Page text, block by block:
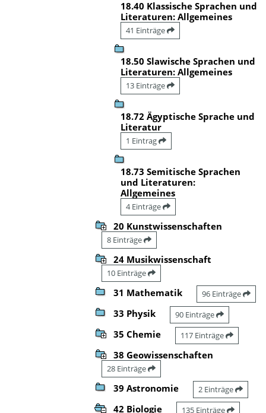
18.40 Klassische Sprachen und
Literaturen: Allgemeines
41 Einträge
18.50 Slawische Sprachen und
Literaturen: Allgemeines
13 Einträge
18.72 Ägyptische Sprache und
Literatur
1 Eintrag
18.73 Semitische Sprachen
und Literaturen:
Allgemeines
4 Einträge
20 Kunstwissenschaften
8 Einträge
24 Musikwissenschaft
10 Einträge
31 Mathematik 96 Einträge
33 Physik 90 Einträge
35 Chemie 117 Einträge
38 Geowissenschaften
28 Einträge
39 Astronomie 2 Einträge
42 Biologie 135 Einträge